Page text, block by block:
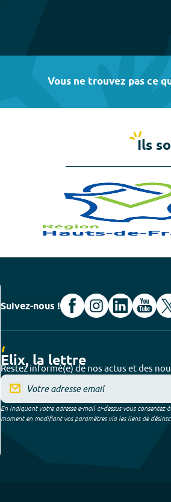
Vous ne trouvez pas ce
Ils
Suivez-nous !
Elix, la lettre
Restez informé(e) de nos actus et des
En indiquant votre adresse e-mail ci-dessus vous
moment en modifiant vos paramètres via les liens de